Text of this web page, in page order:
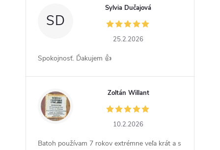
SD
Sylvia Dučajová
25.2.2026
Spokojnosť. Ďakujem 👍
ZW
Zoltán Willant
10.2.2026
Batoh používam 7 rokov extrémne veľa krát a s